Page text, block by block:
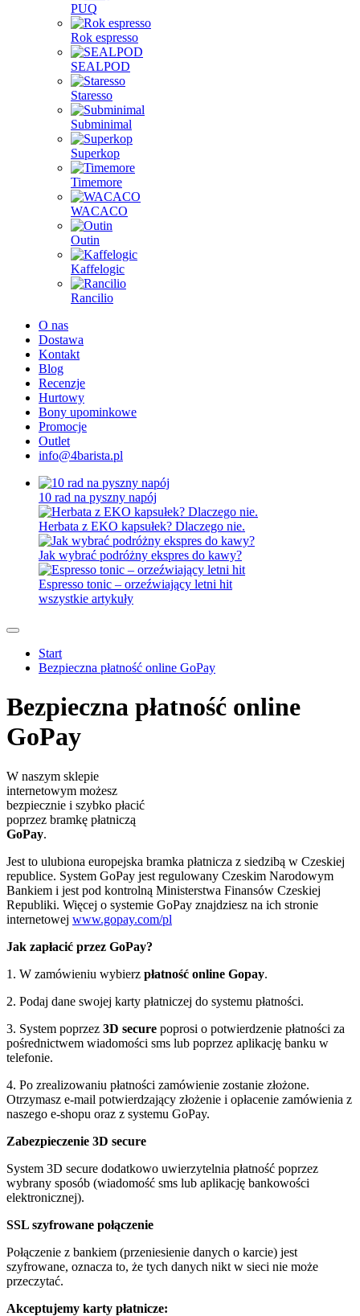
PUQ
Rok espresso
SEALPOD
Staresso
Subminimal
Superkop
Timemore
WACACO
Outin
Kaffelogic
Rancilio
O nas
Dostawa
Kontakt
Blog
Recenzje
Hurtowy
Bony upominkowe
Promocje
Outlet
info@4barista.pl
10 rad na pyszny napój
Herbata z EKO kapsułek? Dlaczego nie.
Jak wybrać podróżny ekspres do kawy?
Espresso tonic – orzeźwiający letni hit
wszystkie artykuły
Start
Bezpieczna płatność online GoPay
Bezpieczna płatność online
GoPay
W naszym sklepie
internetowym możesz
bezpiecznie i szybko płacić
poprzez bramkę płatniczą
GoPay.
Jest to ulubiona europejska bramka płatnicza z siedzibą w Czeskiej
republice. System GoPay jest regulowany Czeskim Narodowym
Bankiem i jest pod kontrolną Ministerstwa Finansów Czeskiej
Republiki. Więcej o systemie GoPay znajdziesz na ich stronie
internetowej www.gopay.com/pl
Jak zapłacić przez GoPay?
1. W zamówieniu wybierz płatność online Gopay.
2. Podaj dane swojej karty płatniczej do systemu płatności.
3. System poprzez 3D secure poprosi o potwierdzenie płatności za
pośrednictwem wiadomości sms lub poprzez aplikację banku w
telefonie.
4. Po zrealizowaniu płatności zamówienie zostanie złożone.
Otrzymasz e-mail potwierdzający złożenie i opłacenie zamówienia z
naszego e-shopu oraz z systemu GoPay.
Zabezpieczenie 3D secure
System 3D secure dodatkowo uwierzytelnia płatność poprzez
wybrany sposób (wiadomość sms lub aplikację bankowości
elektronicznej).
SSL szyfrowane połączenie
Połączenie z bankiem (przeniesienie danych o karcie) jest
szyfrowane, oznacza to, że tych danych nikt w sieci nie może
przeczytać.
Akceptujemy karty płatnicze: